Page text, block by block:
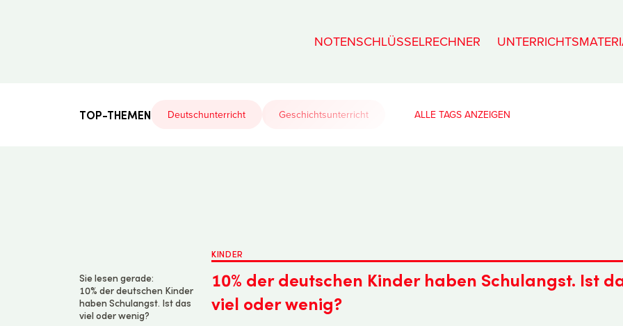
NOTENSCHLÜSSELRECHNER
TOP-THEMEN Deutschunterricht Geschichtsunterricht ALLE TAGS
Sie lesen gerade:
10% der deutschen Kinder
haben Schulangst. Ist das
viel oder wenig?
KINDER
10% der deutschen Kinder haben Schulangst. Ist
viel oder wenig?